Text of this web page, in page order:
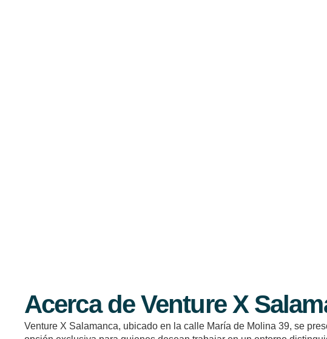
Acerca de Venture X
Venture X Salamanca, ubicado en la calle María de Molina 39, se